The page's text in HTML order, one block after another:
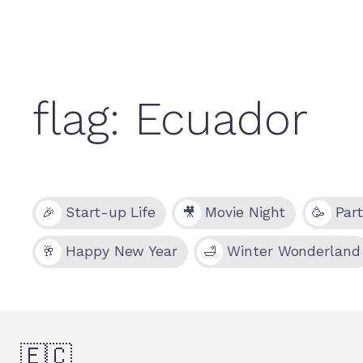
🎉 Start-up Life 🎥 Movie Night 🥳
🥂 Happy New Year 🛁 Winter Wonderland
🇪🇨